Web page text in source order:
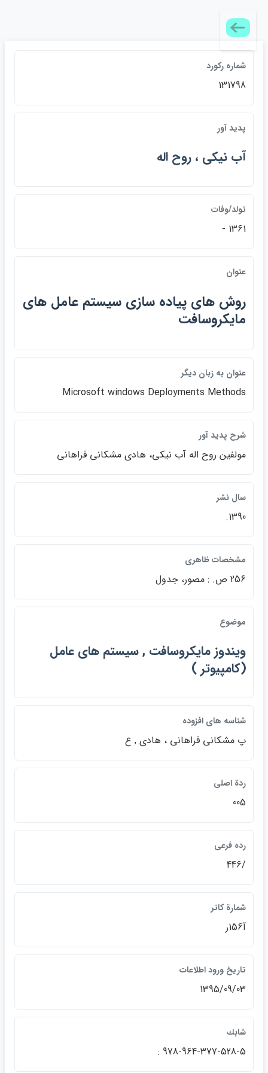
شماره ركورد
131798
پديد آور
آب نيكي ، روح اله
تولد/وفات
1361 -
عنوان
روش هاي پياده سازي سيستم عامل هاي
مايكروسافت
عنوان به زبان ديگر
Microsoft windows Deployments Methods
شرح پديد آور
مولفين روح اله آب نيكي، هادي مشكاني فراهاني
سال نشر
1390.
مشخصات ظاهري
256 ص. : مصور، جدول
موضوع
ويندوز مايكروسافت , سيستم هاي عامل
(كامپيوتر )
شناسه هاي افزوده
پ مشكاني فراهاني ، هادي , ع
ردة اصلي
005
رده فرعي
/446
شمارة كاتر
آ156ر
تاريخ ورود اطلاعات
1395/09/03
شابك
978-964-377-528-5 :